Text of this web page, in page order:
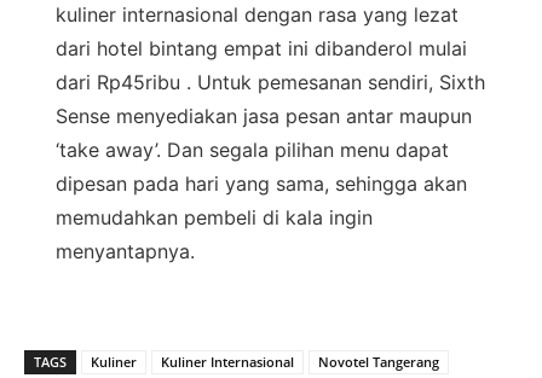
kuliner internasional dengan rasa yang lezat
dari hotel bintang empat ini dibanderol mulai
dari Rp45ribu . Untuk pemesanan sendiri, Sixth
Sense menyediakan jasa pesan antar maupun
‘take away’. Dan segala pilihan menu dapat
dipesan pada hari yang sama, sehingga akan
memudahkan pembeli di kala ingin
menyantapnya.
TAGS Kuliner Kuliner Internasional Novotel Tangerang